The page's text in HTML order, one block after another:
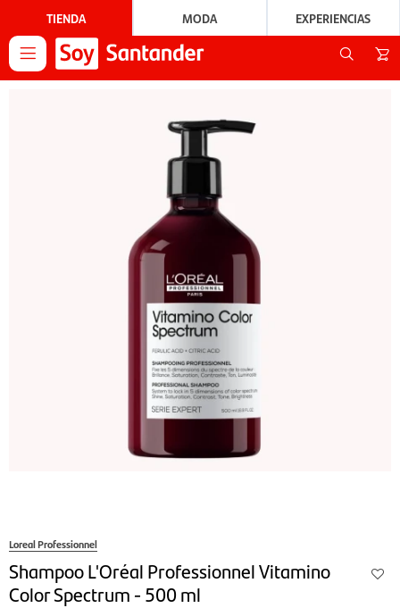
TIENDA MODA EXPERIENCIAS

Loreal Professionnel
Shampoo L'Oréal Professionnel Vitamino
Color Spectrum - 500 ml